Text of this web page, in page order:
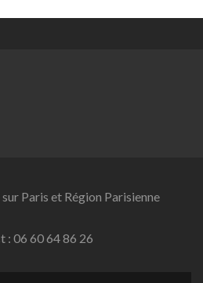
Paris et Région Parisienne
: 06 60 64 86 26